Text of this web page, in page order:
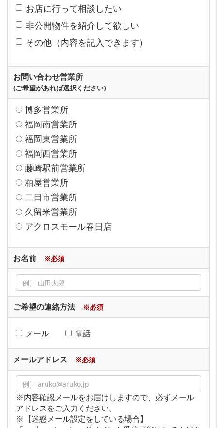
お店に行って相談したい
非公開物件を紹介して欲しい
その他（内容を記入できます）
お問い合わせ営業所
(ご希望があれば選択ください)
博多営業所
福岡南営業所
福岡東営業所
福岡西営業所
藤崎駅前営業所
粕屋営業所
二日市営業所
久留米営業所
アクロスモール春日店
お名前 ※必須
ご希望の連絡方法 ※必須
メール 電話
メールアドレス ※必須
※内容確認メールをお届けしますので、必ずメール
アドレスをご入力ください。
※【迷惑メール設定をしている場合】